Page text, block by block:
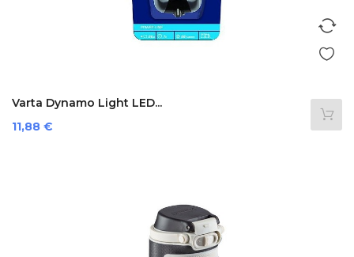
Varta Dynamo Light LED...
Preis
11,88 €